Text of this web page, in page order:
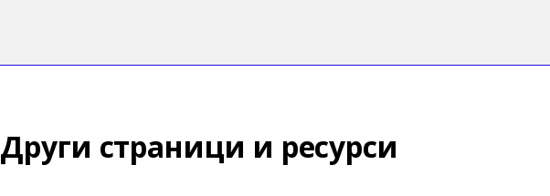
Други страници и ресурси